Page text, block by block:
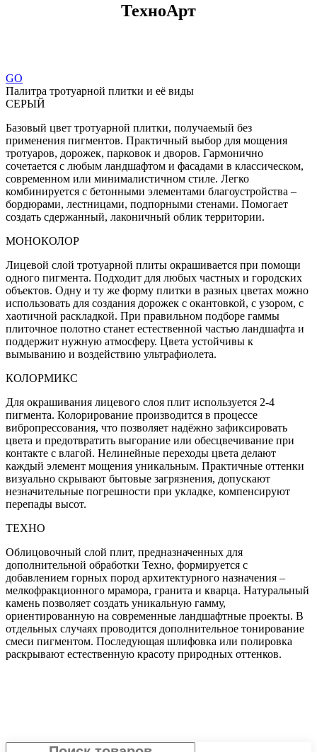
ТехноАрт
GO
Палитра тротуарной плитки и её виды
СЕРЫЙ
Базовый цвет тротуарной плитки, получаемый без
применения пигментов. Практичный выбор для мощения
тротуаров, дорожек, парковок и дворов. Гармонично
сочетается с любым ландшафтом и фасадами в классическом,
современном или минималистичном стиле. Легко
комбинируется с бетонными элементами благоустройства –
бордюрами, лестницами, подпорными стенами. Помогает
создать сдержанный, лаконичный облик территории.
МОНОКОЛОР
Лицевой слой тротуарной плиты окрашивается при помощи
одного пигмента. Подходит для любых частных и городских
объектов. Одну и ту же форму плитки в разных цветах можно
использовать для создания дорожек с окантовкой, с узором, с
хаотичной раскладкой. При правильном подборе гаммы
плиточное полотно станет естественной частью ландшафта и
поддержит нужную атмосферу. Цвета устойчивы к
вымыванию и воздействию ультрафиолета.
КОЛОРМИКС
Для окрашивания лицевого слоя плит используется 2-4
пигмента. Колорирование производится в процессе
вибропрессования, что позволяет надёжно зафиксировать
цвета и предотвратить выгорание или обесцвечивание при
контакте с влагой. Нелинейные переходы цвета делают
каждый элемент мощения уникальным. Практичные оттенки
визуально скрывают бытовые загрязнения, допускают
незначительные погрешности при укладке, компенсируют
перепады высот.
ТЕХНО
Облицовочный слой плит, предназначенных для
дополнительной обработки Техно, формируется с
добавлением горных пород архитектурного назначения –
мелкофракционного мрамора, гранита и кварца. Натуральный
камень позволяет создать уникальную гамму,
ориентированную на современные ландшафтные проекты. В
отдельных случаях проводится дополнительное тонирование
смеси пигментом. Последующая шлифовка или полировка
раскрывают естественную красоту природных оттенков.